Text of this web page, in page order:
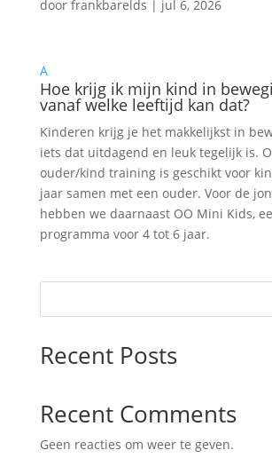
door frankbarelds | jul 6, 2026
A
Hoe krijg ik mijn kind in
vanaf welke leeftijd kan dat?
Kinderen krijg je het makkelijkst in
iets dat uitdagend en leuk tegelijk is.
ouder/kind training is geschikt voor
jaar samen met een ouder. Voor de
hebben we daarnaast OO Mini Kids,
programma voor 4 tot 6 jaar.
Recent Posts
Recent Comments
Geen reacties om weer te geven.